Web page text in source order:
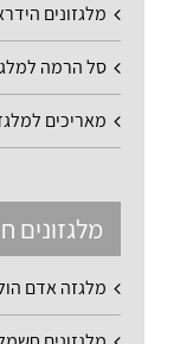
מלגזונים
סל הרמה
מאריכים
מלגזונים
מלגזה אדם